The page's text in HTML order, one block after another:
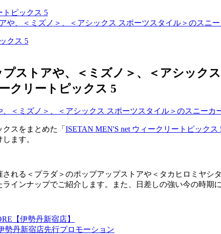
トピックス 5
や、＜ミズノ＞、＜アシックス スポーツスタイル＞のスニ
クス 5
ストアや、＜ミズノ＞、＜アシック
クリートピックス 5
スをまとめた「 ISETAN MEN'S net ウィークリートピックス
ます。
れる＜プラダ＞のポップアップストアや＜タカヒロミヤ
インナップでご紹介します。また、日差しの強い今の時期
【伊勢丹新宿店】
勢丹新宿店先行プロモーション